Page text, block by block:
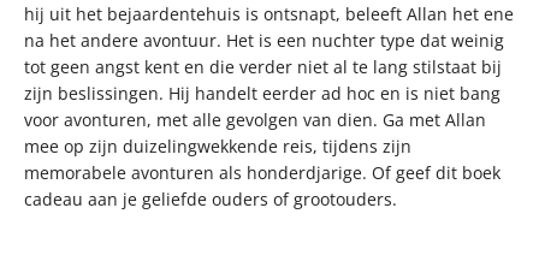
hij uit het bejaardentehuis is ontsnapt, beleeft Allan het ene
na het andere avontuur. Het is een nuchter type dat weinig
tot geen angst kent en die verder niet al te lang stilstaat bij
zijn beslissingen. Hij handelt eerder ad hoc en is niet bang
voor avonturen, met alle gevolgen van dien. Ga met Allan
mee op zijn duizelingwekkende reis, tijdens zijn
memorabele avonturen als honderdjarige. Of geef dit boek
cadeau aan je geliefde ouders of grootouders.